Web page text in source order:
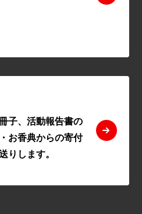
子、活動報告書の
お香典からの寄付
りします。